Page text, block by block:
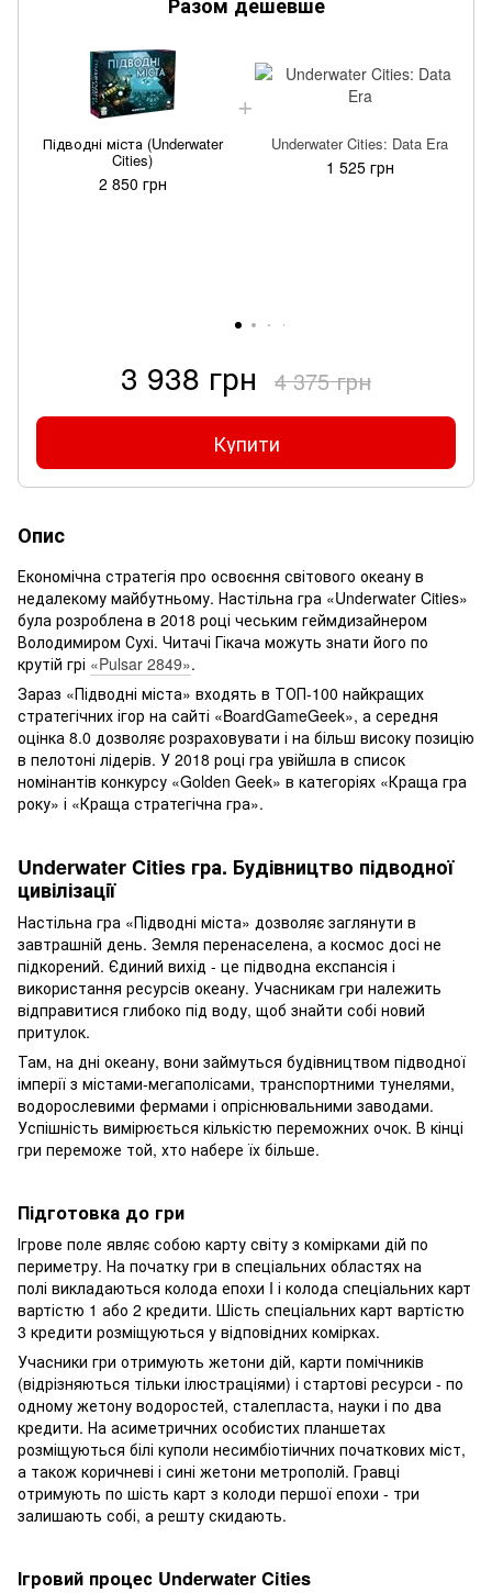
Підводні міста (Underwater
Cities)
2 850 грн
Underwater Cities: Data Era
1 525 грн
3 938 грн 4 375 грн
Купити
Опис
Економічна стратегія про освоєння світового океану в
недалекому майбутньому. Настільна гра «Underwater Cities»
була розроблена в 2018 році чеським геймдизайнером
Володимиром Сухі. Читачі Гікача можуть знати його по
крутій грі «Pulsar 2849».
Зараз «Підводні міста» входять в ТОП-100 найкращих
стратегічних ігор на сайті «BoardGameGeek», а середня
оцінка 8.0 дозволяє розраховувати і на більш високу позицію
в пелотоні лідерів. У 2018 році гра увійшла в список
номінантів конкурсу «Golden Geek» в категоріях «Краща гра
року» і «Краща стратегічна гра».
Underwater Cities гра. Будівництво підводної
цивілізації
Настільна гра «Підводні міста» дозволяє заглянути в
завтрашній день. Земля перенаселена, а космос досі не
підкорений. Єдиний вихід - це підводна експансія і
використання ресурсів океану. Учасникам гри належить
відправитися глибоко під воду, щоб знайти собі новий
притулок.
Там, на дні океану, вони займуться будівництвом підводної
імперії з містами-мегаполісами, транспортними тунелями,
водорослевими фермами і опріснювальними заводами.
Успішність вимірюється кількістю переможних очок. В кінці
гри переможе той, хто набере їх більше.
Підготовка до гри
Ігрове поле являє собою карту світу з комірками дій по
периметру. На початку гри в спеціальних областях на
полі викладаються колода епохи I і колода спеціальних карт
вартістю 1 або 2 кредити. Шість спеціальних карт вартістю
3 кредити розміщуються у відповідних комірках.
Учасники гри отримують жетони дій, карти помічників
(відрізняються тільки ілюстраціями) і стартові ресурси - по
одному жетону водоростей, сталепласта, науки і по два
кредити. На асиметричних особистих планшетах
розміщуються білі куполи несимбіотіичних початкових міст,
а також коричневі і сині жетони метрополій. Гравці
отримують по шість карт з колоди першої епохи - три
залишають собі, а решту скидають.
Ігровий процес Underwater Cities